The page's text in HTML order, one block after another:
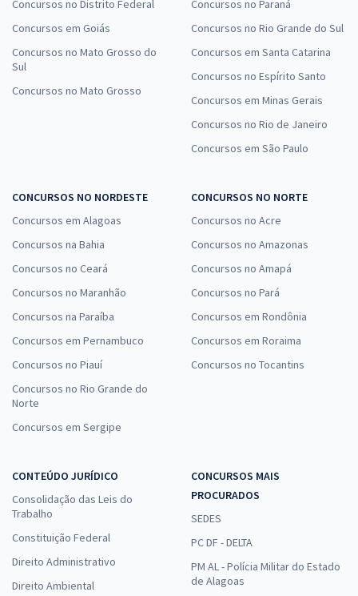
Concursos no Distrito Federal
Concursos em Goiás
Concursos no Mato Grosso do
Sul
Concursos no Mato Grosso
Concursos no Paraná
Concursos no Rio Grande do Sul
Concursos em Santa Catarina
Concursos no Espírito Santo
Concursos em Minas Gerais
Concursos no Rio de Janeiro
Concursos em São Paulo
CONCURSOS NO NORDESTE
Concursos em Alagoas
Concursos na Bahia
Concursos no Ceará
Concursos no Maranhão
Concursos na Paraíba
Concursos em Pernambuco
Concursos no Piauí
Concursos no Rio Grande do
Norte
Concursos em Sergipe
CONCURSOS NO NORTE
Concursos no Acre
Concursos no Amazonas
Concursos no Amapá
Concursos no Pará
Concursos em Rondônia
Concursos em Roraima
Concursos no Tocantins
CONTEÚDO JURÍDICO
Consolidação das Leis do
Trabalho
Constituição Federal
Direito Administrativo
Direito Ambiental
CONCURSOS MAIS
PROCURADOS
SEDES
PC DF - DELTA
PM AL - Polícia Militar do Estado
de Alagoas